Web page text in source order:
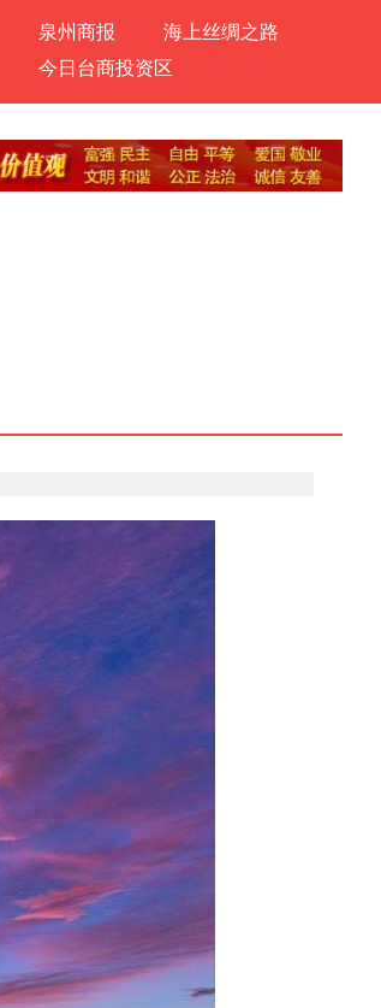
泉州商报
海上丝绸之路
今日台商投资区